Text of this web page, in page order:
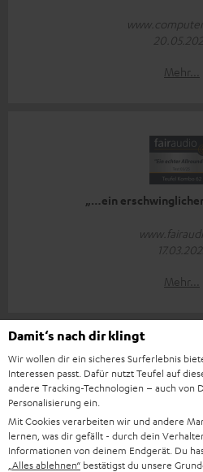
Mehr...
„…ein
Mehr...
„… ein rundum
www.av-
07.03.2025
Damit‘s nach dir klingt
Wir wollen dir ein sicheres Surferlebnis
Interessen passt. Dafür nutzt Teufel auf
andere Tracking-Technologien – auch von
Personalisierung ein.
Mit Cookies verarbeiten wir und andere
lernen, was dir gefällt - durch dein
Informationen von deinem Endgerät. Du
„Alles ablehnen“ bestätigst du unsere